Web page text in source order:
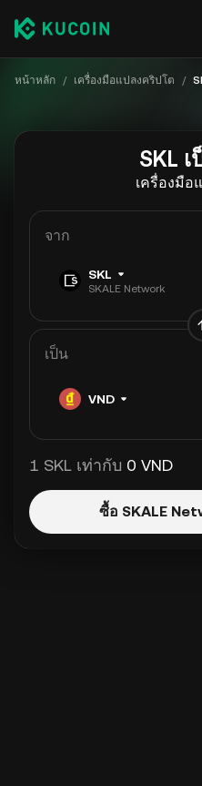
หน้าหลัก / เครื่องมือแปลงคริปโต /
SKL เ
เครื่องมือ
จาก
SKL
SKALE Network
เป็น
VND
1 SKL เท่ากับ 0 VND
ซื้อ SKALE